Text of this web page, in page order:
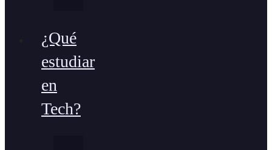
¿Qué
estudiar
en
Tech?